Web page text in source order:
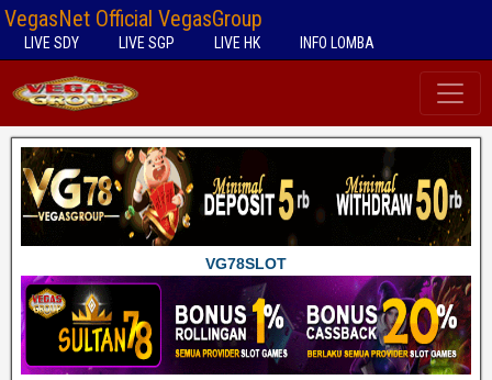
VegasNet Official VegasGroup
LIVE SDY LIVE SGP LIVE HK INFO LOMBA
VG78SLOT